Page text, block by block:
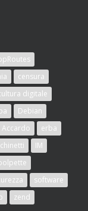
censura
digitale
Debian
Accardo
erba
IM
software
zend